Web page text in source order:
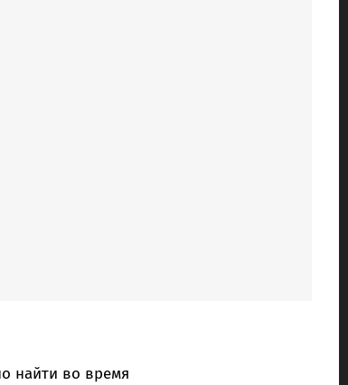
найти во время